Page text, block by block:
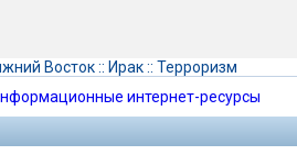
Восток:: Ирак:: Терроризм
интернет-ресурсы